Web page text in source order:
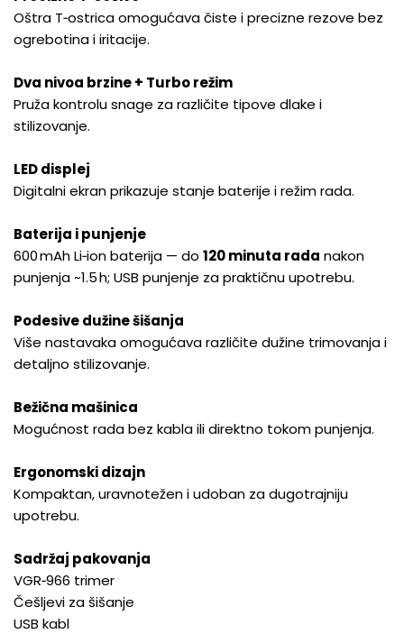
Oštra T‑ostrica omogućava čiste i precizne rezove bez
ogrebotina i iritacije.
Dva nivoa brzine + Turbo režim
Pruža kontrolu snage za različite tipove dlake i
stilizovanje.
LED displej
Digitalni ekran prikazuje stanje baterije i režim rada.
Baterija i punjenje
600 mAh Li‑ion baterija — do 120 minuta rada nakon
punjenja ~1.5 h; USB punjenje za praktičnu upotrebu.
Podesive dužine šišanja
Više nastavaka omogućava različite dužine trimovanja i
detaljno stilizovanje.
Bežična mašinica
Mogućnost rada bez kabla ili direktno tokom punjenja.
Ergonomski dizajn
Kompaktan, uravnotežen i udoban za dugotrajniju
upotrebu.
Sadržaj pakovanja
VGR‑966 trimer
Češljevi za šišanje
USB kabl